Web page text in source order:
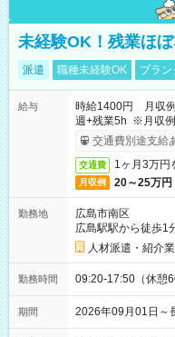
未経験OK！残業ほ
派遣 職種未経験OK ブラン
給与
時給1400円 月収
週+残業5h ※月収
受取りサービス利
交通費別途支給
交通費 1ヶ月3万円
月収例 20～25万円
勤務地
広島市南区
広島駅駅から徒歩1
人材派遣・紹介業
勤務時間 09:20-17:50（休憩
期間 2026年09月01日